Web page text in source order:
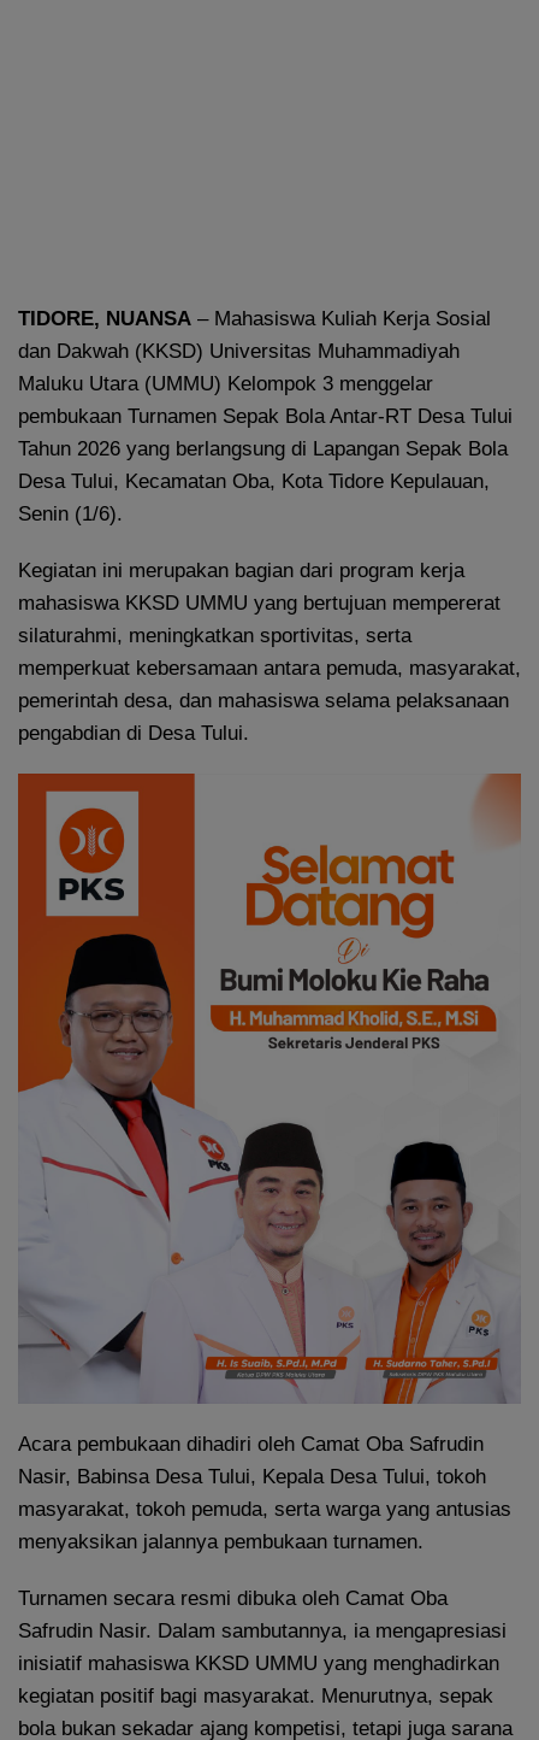
TIDORE, NUANSA – Mahasiswa Kuliah Kerja Sosial
dan Dakwah (KKSD) Universitas Muhammadiyah
Maluku Utara (UMMU) Kelompok 3 menggelar
pembukaan Turnamen Sepak Bola Antar-RT Desa Tului
Tahun 2026 yang berlangsung di Lapangan Sepak Bola
Desa Tului, Kecamatan Oba, Kota Tidore Kepulauan,
Senin (1/6).
Kegiatan ini merupakan bagian dari program kerja
mahasiswa KKSD UMMU yang bertujuan mempererat
silaturahmi, meningkatkan sportivitas, serta
memperkuat kebersamaan antara pemuda, masyarakat,
pemerintah desa, dan mahasiswa selama pelaksanaan
pengabdian di Desa Tului.
Acara pembukaan dihadiri oleh Camat Oba Safrudin
Nasir, Babinsa Desa Tului, Kepala Desa Tului, tokoh
masyarakat, tokoh pemuda, serta warga yang antusias
menyaksikan jalannya pembukaan turnamen.
Turnamen secara resmi dibuka oleh Camat Oba
Safrudin Nasir. Dalam sambutannya, ia mengapresiasi
inisiatif mahasiswa KKSD UMMU yang menghadirkan
kegiatan positif bagi masyarakat. Menurutnya, sepak
bola bukan sekadar ajang kompetisi, tetapi juga sarana